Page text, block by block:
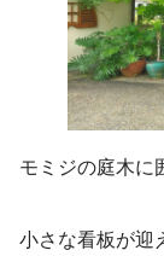
モミジの庭木に
小さな看板が迎